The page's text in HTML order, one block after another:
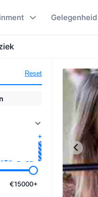
Gelegenheid
Reset
€15000+